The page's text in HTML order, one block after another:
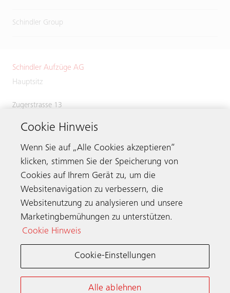
Schindler Group
Schindler Aufzüge AG
Hauptsitz
Zugerstrasse 13
Switzerland
Phone:+41 41 445 31 31
Kontaktieren
Schindler weltweit
Cookie Hinweis
Wenn Sie auf „Alle Cookies akzeptieren“
klicken, stimmen Sie der Speicherung von
Cookies auf Ihrem Gerät zu, um die
Websitenavigation zu verbessern, die
Websitenutzung zu analysieren und unsere
Marketingbemühungen zu unterstützen.
Cookie Hinweis
Cookie-Einstellungen
Alle ablehnen